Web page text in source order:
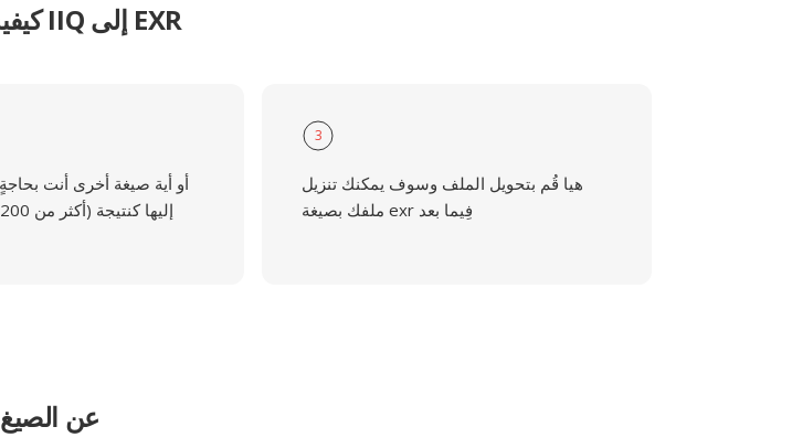
كيفية تحويل IIQ إلى EXR
إليها كنتيجة (أكثر من 200 صيغة مدعومة)
3
هيا قُم بتحويل الملف وسوف يمكنك تنزيل
ملفك بصيغة exr فِيما بعد
عن الصيغ